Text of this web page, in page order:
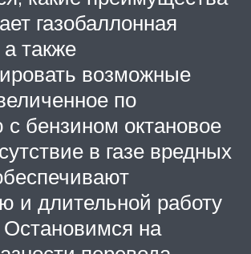
газобаллонная
также
возможные
по
бензином октановое
в газе вредных
и длительной работу
Остановимся на